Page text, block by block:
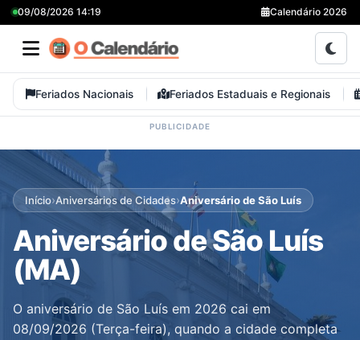
09/08/2026 14:19 Calendário 2026
Feriados Nacionais Feriados Estaduais e Regionais
Início›Aniversários de Cidades›Aniversário de São Luís
Aniversário de São Luís
(MA)
O aniversário de São Luís em 2026 cai em
08/09/2026 (Terça-feira), quando a cidade completa